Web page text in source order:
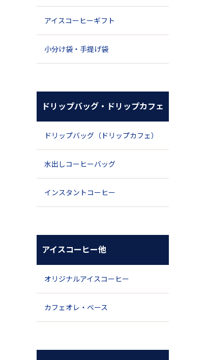
アイスコーヒーギフト
小分け袋・手提げ袋
ドリップバッグ・ドリップカフェ
ドリップバッグ（ドリップカフェ）
水出しコーヒーバッグ
インスタントコーヒー
アイスコーヒー他
オリジナルアイスコーヒー
カフェオレ・ベース